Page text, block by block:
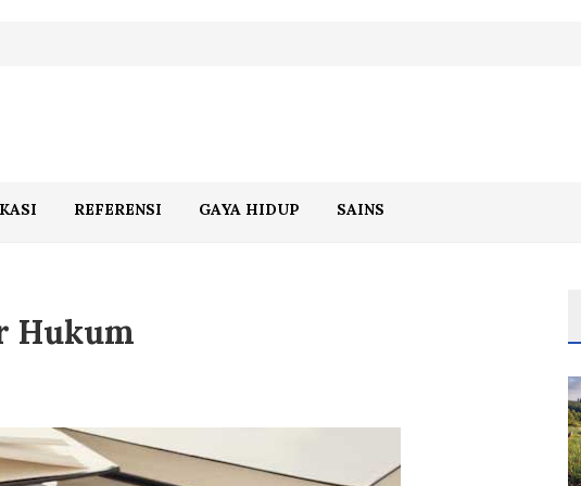
REFERENSI GAYA HIDUP SAINS
Hukum